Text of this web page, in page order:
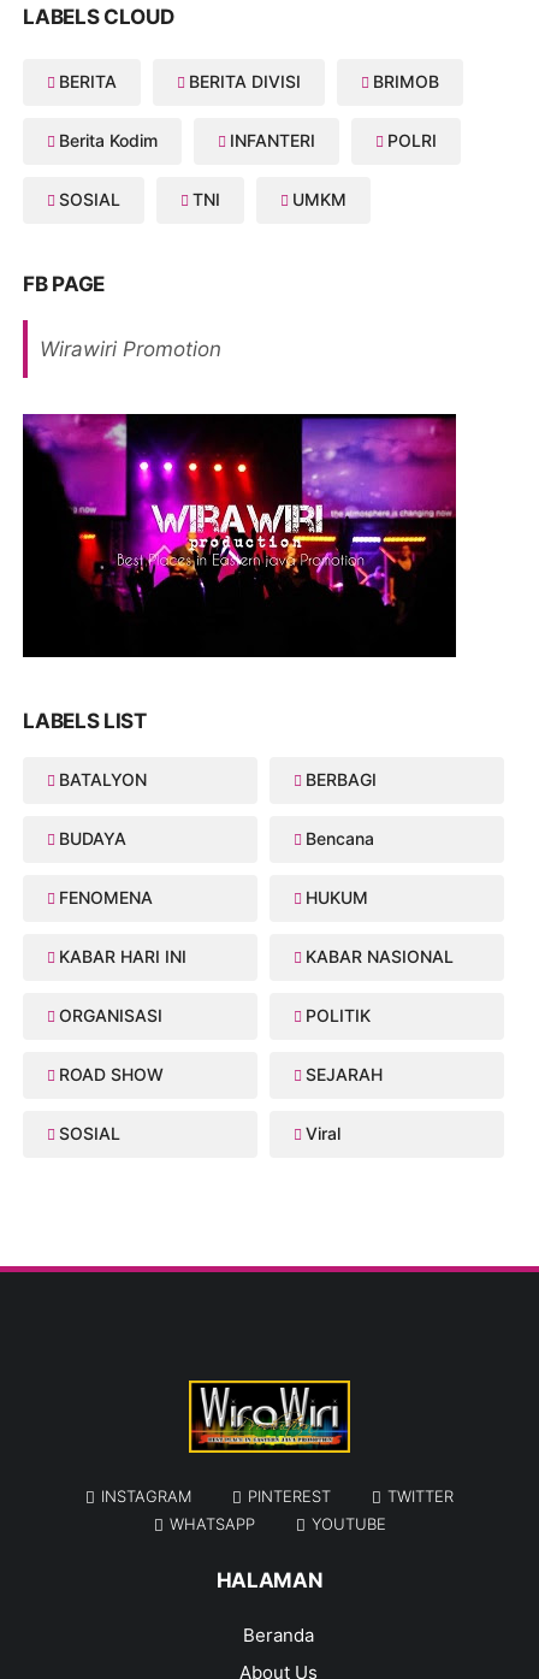
LABELS CLOUD
BERITA BERITA DIVISI BRIMOB
Berita Kodim INFANTERI POLRI
SOSIAL TNI UMKM
FB PAGE
Wirawiri Promotion
LABELS LIST
BATALYON BERBAGI
BUDAYA Bencana
FENOMENA HUKUM
KABAR HARI INI KABAR NASIONAL
ORGANISASI POLITIK
ROAD SHOW SEJARAH
SOSIAL Viral
INSTAGRAM PINTEREST
TWITTER
WHATSAPP
YOUTUBE
HALAMAN
Beranda
About Us